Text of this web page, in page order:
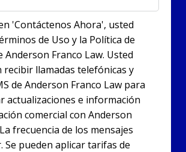
'Contáctenos Ahora', usted
de Uso y la Política de
Anderson Franco Law. Usted
recibir llamadas telefónicas y
de Anderson Franco Law para
actualizaciones e información
comercial con Anderson
frecuencia de los mensajes
Se pueden aplicar tarifas de